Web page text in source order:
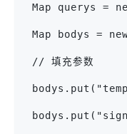
Map querys =
Map bodys =
// 填充参数